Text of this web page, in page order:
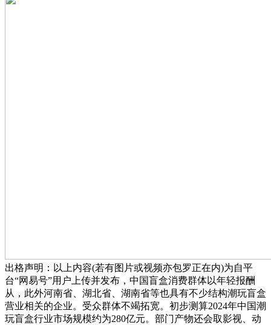
出格声明：以上内容(若有图片或视频亦包罗正在内)为自平
台“网易号”用户上传并发布，中国盲盒消费群体以年轻报酬
从，此外河南省、湖北省、湖南省等也具有不少结构潮玩盲盒
营业相关的企业。受众群体不竭拓宽。初步测算2024年中国潮
玩盲盒行业市场规模约为280亿元。部门产物还会取影视、动